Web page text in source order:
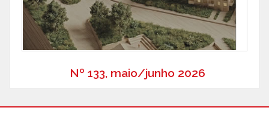
Nº 133, maio/junho 2026